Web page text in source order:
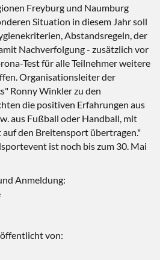
Freyburg und Naumburg
Situation in diesem Jahr soll
Abstandsregeln, der
Nachverfolgung - zusätzlich vor
Test für alle Teilnehmer weitere
Organisationsleiter der
Ronny Winkler zu den
die positiven Erfahrungen aus
aus Fußball oder Handball, mit
auf den Breitensport übertragen."
ist noch bis zum 30. Mai
Anmeldung:
von: